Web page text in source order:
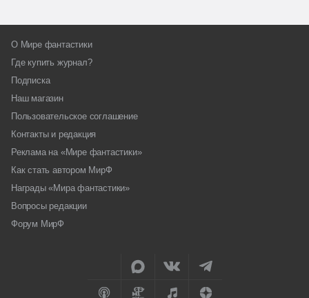
О Мире фантастики
Где купить журнал?
Подписка
Наш магазин
Пользовательское соглашение
Контакты и редакция
Реклама на «Мире фантастики»
Как стать автором МирФ
Награды «Мира фантастики»
Вопросы редакции
Форум МирФ